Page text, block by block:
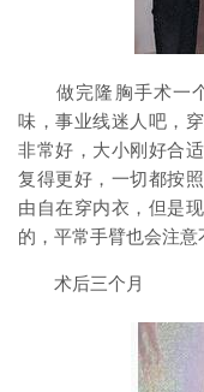
做完隆胸手术一个
味，事业线迷人吧，
非常好，大小刚好合
复得更好，一切都按
由自在穿内衣，但是
的，平常手臂也会注意
术后三个月